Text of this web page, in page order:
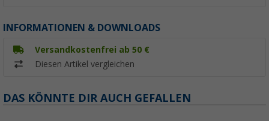
INFORMATIONEN & DOWNLOADS
Versandkostenfrei ab 50 €
Diesen Artikel vergleichen
DAS KÖNNTE DIR AUCH GEFALLEN